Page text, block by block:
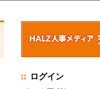
ログイン